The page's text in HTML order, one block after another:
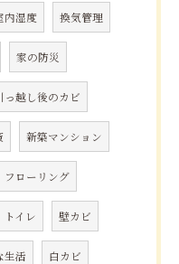
内湿度 換気管理
家の防災
っ越し後のカビ
新築マンション
フローリング
トイレ 壁カビ
生活 白カビ